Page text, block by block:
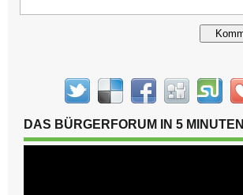
DAS BÜRGERFORUM IN 5 MINUTEN